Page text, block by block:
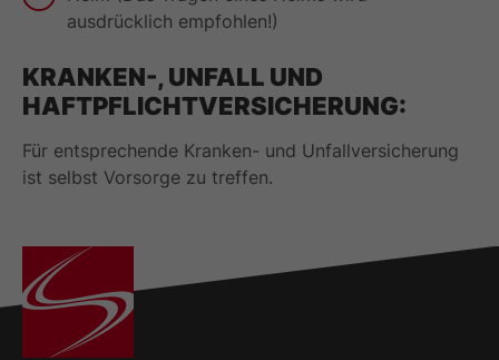
ausdrücklich empfohlen!)
KRANKEN-, UNFALL UND
HAFTPFLICHTVERSICHERUNG:
Für entsprechende Kranken- und Unfallversicherung
ist selbst Vorsorge zu treffen.